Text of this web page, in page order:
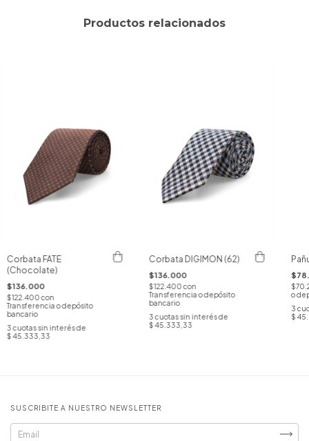
Productos relacionados
Corbata FATE
(Chocolate)
$136.000
$122.400con
Transferencia o depósito
bancario
3cuotas sin interés de
$ 45.333,33
Corbata DIGIMON (62)
$136.000
$122.400con
Transferencia o depósito
bancario
3cuotas sin interés de
$ 45.333,33
o
3
$
SUSCRIBITE A NUESTRO NEWSLETTER